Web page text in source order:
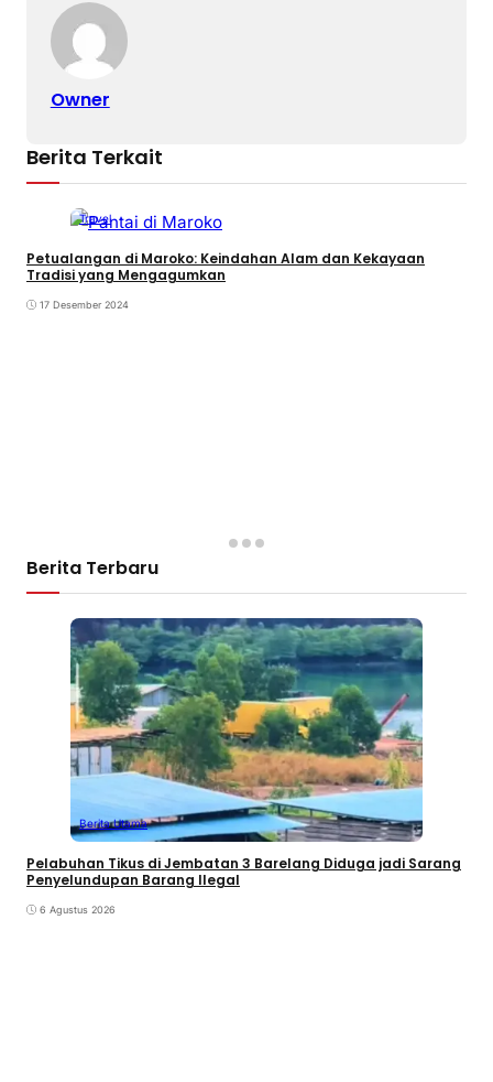
Owner
Berita Terkait
Travel
Petualangan di Maroko: Keindahan Alam dan Kekayaan
Tradisi yang Mengagumkan
17 Desember 2024
Berita Terbaru
Berita Utama
Pelabuhan Tikus di Jembatan 3 Barelang Diduga jadi Sarang
Penyelundupan Barang Ilegal
6 Agustus 2026